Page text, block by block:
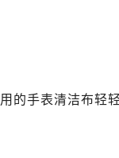
12楼03室（需提前
需提前预约）
室（需提前预约）
的手表清洁布轻